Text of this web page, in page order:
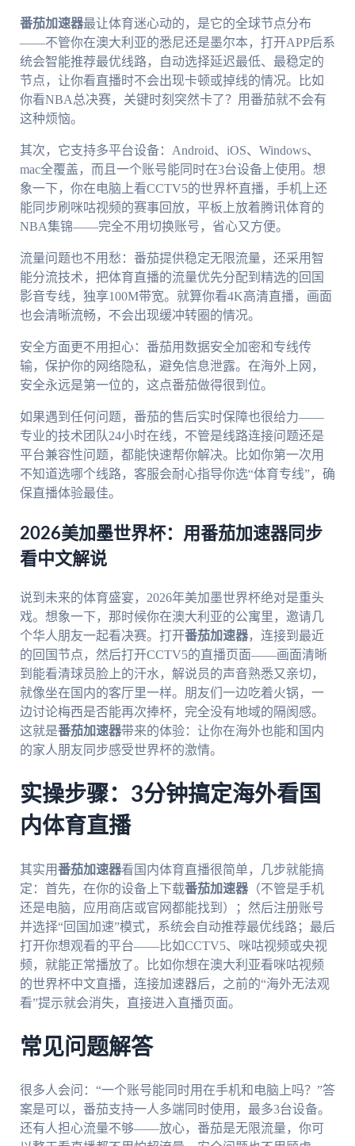
番茄加速器最让体育迷心动的，是它的全球节点分布
——不管你在澳大利亚的悉尼还是墨尔本，打开APP后系
统会智能推荐最优线路，自动选择延迟最低、最稳定的
节点，让你看直播时不会出现卡顿或掉线的情况。比如
你看NBA总决赛，关键时刻突然卡了？用番茄就不会有
这种烦恼。
其次，它支持多平台设备：Android、iOS、Windows、
mac全覆盖，而且一个账号能同时在3台设备上使用。想
象一下，你在电脑上看CCTV5的世界杯直播，手机上还
能同步刷咪咕视频的赛事回放，平板上放着腾讯体育的
NBA集锦——完全不用切换账号，省心又方便。
流量问题也不用愁：番茄提供稳定无限流量，还采用智
能分流技术，把体育直播的流量优先分配到精选的回国
影音专线，独享100M带宽。就算你看4K高清直播，画面
也会清晰流畅，不会出现缓冲转圈的情况。
安全方面更不用担心：番茄用数据安全加密和专线传
输，保护你的网络隐私，避免信息泄露。在海外上网，
安全永远是第一位的，这点番茄做得很到位。
如果遇到任何问题，番茄的售后实时保障也很给力——
专业的技术团队24小时在线，不管是线路连接问题还是
平台兼容性问题，都能快速帮你解决。比如你第一次用
不知道选哪个线路，客服会耐心指导你选“体育专线”，确
保直播体验最佳。
2026美加墨世界杯：用番茄加速器同步
看中文解说
说到未来的体育盛宴，2026年美加墨世界杯绝对是重头
戏。想象一下，那时候你在澳大利亚的公寓里，邀请几
个华人朋友一起看决赛。打开番茄加速器，连接到最近
的回国节点，然后打开CCTV5的直播页面——画面清晰
到能看清球员脸上的汗水，解说员的声音熟悉又亲切，
就像坐在国内的客厅里一样。朋友们一边吃着火锅，一
边讨论梅西是否能再次捧杯，完全没有地域的隔阂感。
这就是番茄加速器带来的体验：让你在海外也能和国内
的家人朋友同步感受世界杯的激情。
实操步骤：3分钟搞定海外看国
内体育直播
其实用番茄加速器看国内体育直播很简单，几步就能搞
定：首先，在你的设备上下载番茄加速器（不管是手机
还是电脑，应用商店或官网都能找到）；然后注册账号
并选择“回国加速”模式，系统会自动推荐最优线路；最后
打开你想观看的平台——比如CCTV5、咪咕视频或央视
频，就能正常播放了。比如你想在澳大利亚看咪咕视频
的世界杯中文直播，连接加速器后，之前的“海外无法观
看”提示就会消失，直接进入直播页面。
常见问题解答
很多人会问：“一个账号能同时用在手机和电脑上吗？”答
案是可以，番茄支持一人多端同时使用，最多3台设备。
还有人担心流量不够——放心，番茄是无限流量，你可